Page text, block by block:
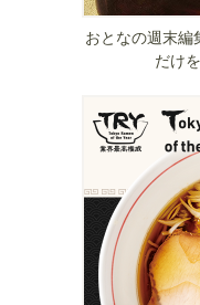
おとなの週末編
だけ